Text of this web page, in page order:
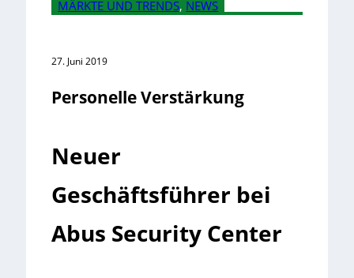
MÄRKTE UND TRENDS, NEWS
27. Juni 2019
Personelle Verstärkung
Neuer
Geschäftsführer bei
Abus Security Center